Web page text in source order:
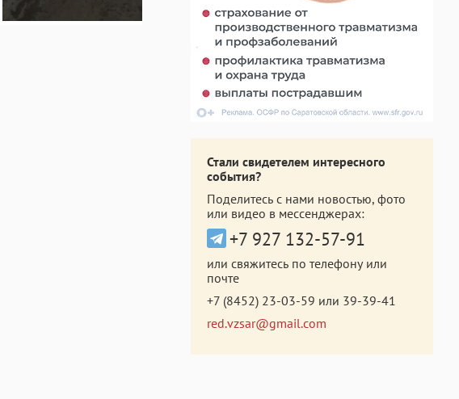
Стали свидетелем интересного
события?
Поделитесь с нами новостью, фото
или видео в мессенджерах:
+7 927 132-57-91
или свяжитесь по телефону или
почте
+7 (8452) 23-03-59 или 39-39-41
red.vzsar@gmail.com